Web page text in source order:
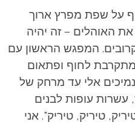
על שפת מפרץ ארוך
האוהלים – זה יהיה
המפגש הראשון עם
לחוף ופתאום
אלי עד מרחק של
עופות לבנים
טיריק, טיריק". אני